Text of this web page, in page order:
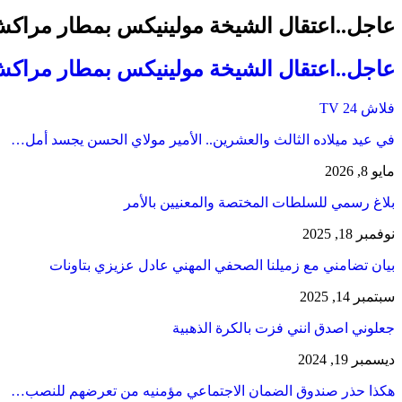
عاجل..اعتقال الشيخة مولينيكس بمطار
عاجل..اعتقال الشيخة مولينيكس بمطار
فلاش 24 TV
في عيد ميلاده الثالث والعشرين.. الأمير مولاي الحسن يجسد أمل…
مايو 8, 2026
بلاغ رسمي للسلطات المختصة والمعنيين بالأمر
نوفمبر 18, 2025
بيان تضامني مع زميلنا الصحفي المهني عادل عزيزي بتاونات
سبتمبر 14, 2025
جعلوني اصدق انني فزت بالكرة الذهبية
ديسمبر 19, 2024
هكذا حذر صندوق الضمان الاجتماعي مؤمنيه من تعرضهم للنصب…